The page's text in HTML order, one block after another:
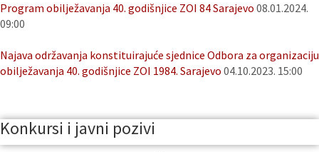
Program obilježavanja 40. godišnjice ZOI 84 Sarajevo 08.01.2024.
09:00
Najava održavanja konstituirajuće sjednice Odbora za organizaciju
obilježavanja 40. godišnjice ZOI 1984. Sarajevo 04.10.2023. 15:00
Konkursi i javni pozivi